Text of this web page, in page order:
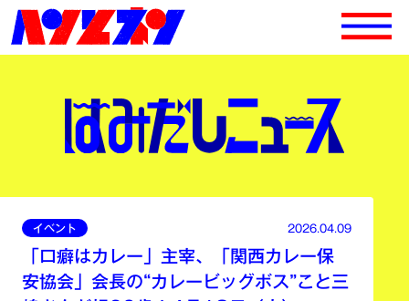
イベント 2026.04.09
「口癖はカレー」主宰、「関西カレー保
安協会」会長の“カレービッグボス”こと三